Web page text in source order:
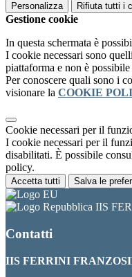
Personalizza Rifiuta tutti i
Gestione cookie
In questa schermata è
I cookie necessari sono
piattaforma e non è
Per conoscere quali sono i
visionare la COOKIE
Cookie necessari per il
I cookie necessari per il
disabilitati. È possibile
policy.
Accetta tutti Salva le
IIS
Contatti
IIS FERRINI